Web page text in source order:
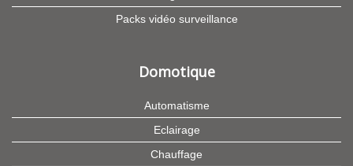
Packs vidéo surveillance
Domotique
Automatisme
Eclairage
Chauffage